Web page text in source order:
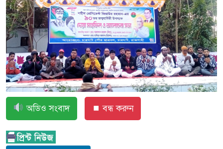
অডিও সংবাদ ⏹ বন্ধ করুন